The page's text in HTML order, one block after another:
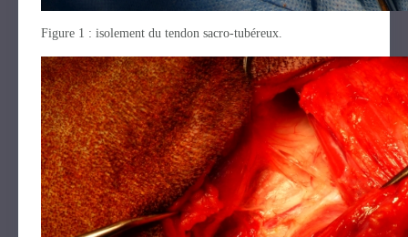
Figure 1 : isolement du tendon sacro-tubéreux.